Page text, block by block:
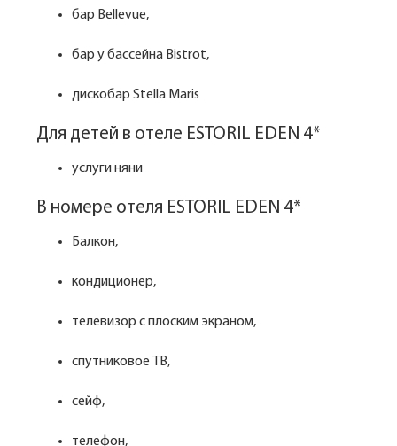
бар Bellevue,
бар у бассейна Bistrot,
дискобар Stella Maris
Для детей в отеле ESTORIL EDEN 4*
услуги няни
В номере отеля ESTORIL EDEN 4*
Балкон,
кондиционер,
телевизор с плоским экраном,
спутниковое ТВ,
сейф,
телефон,